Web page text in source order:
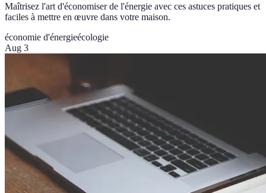
Maîtrisez l'art d'économiser de l'énergie avec ces astuces pratiques et
faciles à mettre en œuvre dans votre maison.
économie d'énergieécologie
Aug 3